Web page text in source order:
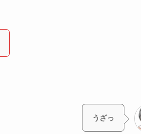
うざっ